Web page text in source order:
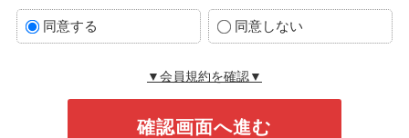
同意する 同意しない
▼会員規約を確認▼